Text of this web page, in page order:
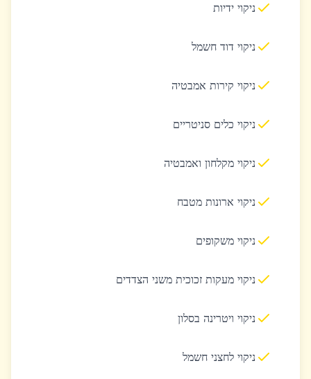
ניקוי ידיות
ניקוי דוד חשמל
ניקוי קירות אמבטיה
ניקוי כלים סניטריים
ניקוי מקלחון ואמבטיה
ניקוי ארונות מטבח
ניקוי משקופים
ניקוי מעקות זכוכית משני הצדדים
ניקוי ויטרינה בסלון
ניקוי לחצני חשמל